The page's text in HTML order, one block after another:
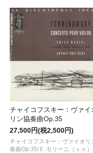
チャイコフスキー：ヴァイ
リン協奏曲Op.35
27,500円(税2,500円)
チャイコフスキー：ヴァイオリ
奏曲Op.35/Ｅ.モリーニ（ｖｎ）